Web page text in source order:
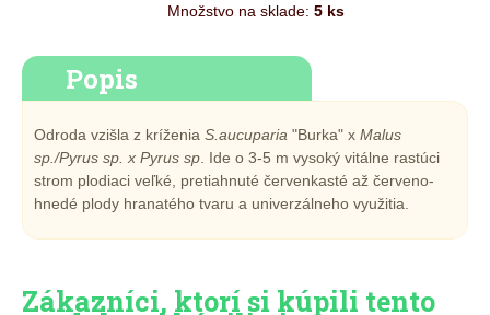
Množstvo na sklade: 5 ks
Popis
Odroda vzišla z kríženia S.aucuparia "Burka" x Malus
sp./Pyrus sp. x Pyrus sp . Ide o 3-5 m vysoký vitálne rastúci
strom plodiaci veľké, pretiahnuté červenkasté až červeno-
hnedé plody hranatého tvaru a univerzálneho využitia.
Zákazníci, ktorí si kúpili tento